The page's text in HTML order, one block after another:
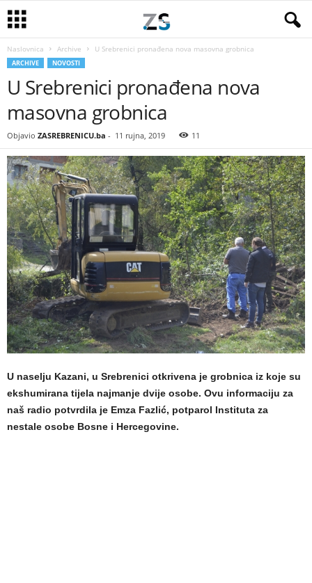
Naslovnica Archive U Srebrenici pronađena nova masovna grobnica
ARCHIVE NOVOSTI
U Srebrenici pronađena nova
masovna grobnica
Objavio ZASREBRENICU.ba - 11 rujna, 2019 11
U naselju Kazani, u Srebrenici otkrivena je grobnica iz koje su
ekshumirana tijela najmanje dvije osobe. Ovu informaciju za
naš radio potvrdila je Emza Fazlić, potparol Instituta za
nestale osobe Bosne i Hercegovine.